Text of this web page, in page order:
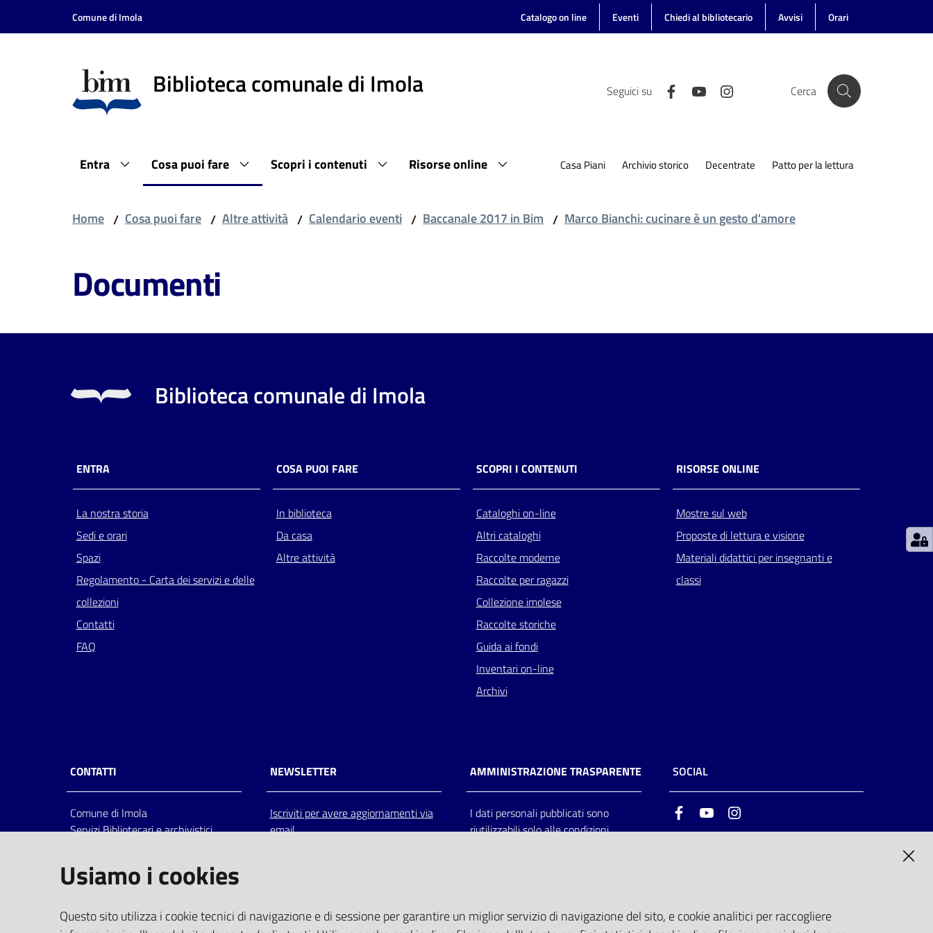
Vai al contenuto
Vai alla navigazione
Comune di Imola Catalogo on line Eventi Chiedi al bibliotecario Avvisi Orari
Biblioteca comunale di Imola Seguici su Cerca
Entra Cosa puoi fare Scopri i contenuti Risorse online Casa Piani Archivio storico Decentrate Patto per la lettura
Home / Cosa puoi fare / Altre attività / Calendario eventi / Baccanale 2017 in Bim / Marco Bianchi: cucinare è un gesto d'amore
Documenti
Biblioteca comunale di Imola
ENTRA
La nostra storia
Sedi e orari
Spazi
Regolamento - Carta dei servizi e delle
collezioni
Contatti
FAQ
COSA PUOI FARE
In biblioteca
Da casa
Altre attività
SCOPRI I CONTENUTI
Cataloghi on-line
Altri cataloghi
Raccolte moderne
Raccolte per ragazzi
Collezione imolese
Raccolte storiche
Guida ai fondi
Inventari on-line
Archivi
RISORSE ONLINE
Mostre sul web
Proposte di lettura e visione
Materiali didattici per insegnanti e
classi
CONTATTI
Comune di Imola
Servizi Bibliotecari e archivistici
Italia
centralino: tel 0542.6026.36 fax
bim@comune.imola.bo.it
PEC
NEWSLETTER
Iscriviti per avere aggiornamenti via
email
AMMINISTRAZIONE TRASPARENTE
I dati personali pubblicati sono
riutilizzabili solo alle condizioni
SOCIAL
FacebookYoutube
Usiamo i cookies
Questo sito utilizza i cookie tecnici di navigazione e di sessione per garantire un miglior servizio di navigazione del sito, e cookie analitici per raccogliere